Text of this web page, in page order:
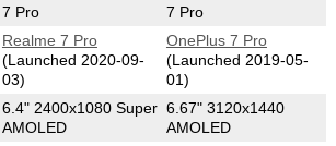
7 Pro 7 Pro
Realme 7 Pro
(Launched 2020-09-
03)
OnePlus 7 Pro
(Launched 2019-05-
01)
6.4" 2400x1080 Super
AMOLED
6.67" 3120x1440
AMOLED